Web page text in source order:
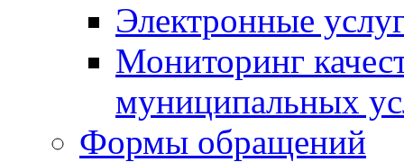
Электронные
Мониторинг
муниципальных
Формы обращений